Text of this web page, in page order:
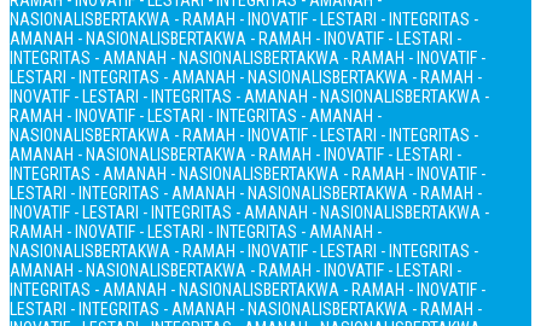
NASIONALISBERTAKWA - RAMAH - INOVATIF - LESTARI - INTEGRITAS -
AMANAH - NASIONALISBERTAKWA - RAMAH - INOVATIF - LESTARI -
INTEGRITAS - AMANAH - NASIONALISBERTAKWA - RAMAH - INOVATIF -
LESTARI - INTEGRITAS - AMANAH - NASIONALISBERTAKWA - RAMAH -
INOVATIF - LESTARI - INTEGRITAS - AMANAH - NASIONALISBERTAKWA -
RAMAH - INOVATIF - LESTARI - INTEGRITAS - AMANAH -
NASIONALISBERTAKWA - RAMAH - INOVATIF - LESTARI - INTEGRITAS -
AMANAH - NASIONALISBERTAKWA - RAMAH - INOVATIF - LESTARI -
INTEGRITAS - AMANAH - NASIONALISBERTAKWA - RAMAH - INOVATIF -
LESTARI - INTEGRITAS - AMANAH - NASIONALISBERTAKWA - RAMAH -
INOVATIF - LESTARI - INTEGRITAS - AMANAH - NASIONALISBERTAKWA -
RAMAH - INOVATIF - LESTARI - INTEGRITAS - AMANAH -
NASIONALISBERTAKWA - RAMAH - INOVATIF - LESTARI - INTEGRITAS -
AMANAH - NASIONALISBERTAKWA - RAMAH - INOVATIF - LESTARI -
INTEGRITAS - AMANAH - NASIONALISBERTAKWA - RAMAH - INOVATIF -
LESTARI - INTEGRITAS - AMANAH - NASIONALISBERTAKWA - RAMAH -